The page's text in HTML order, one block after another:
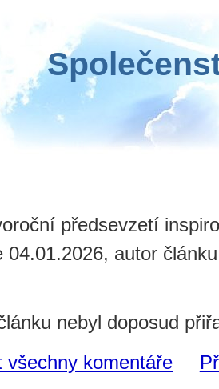
předsevzetí
04.01.2026, autor
nebyl doposud
všechny komentáře